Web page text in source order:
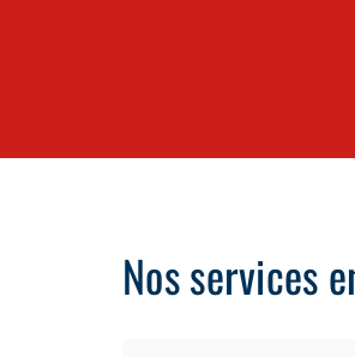
Nos services